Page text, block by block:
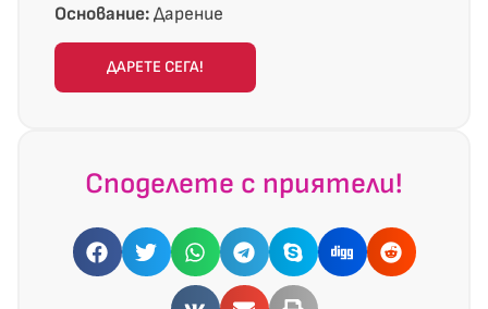
Основание:Дарение
ДАРЕТЕ СЕГА!
Споделете с приятели!